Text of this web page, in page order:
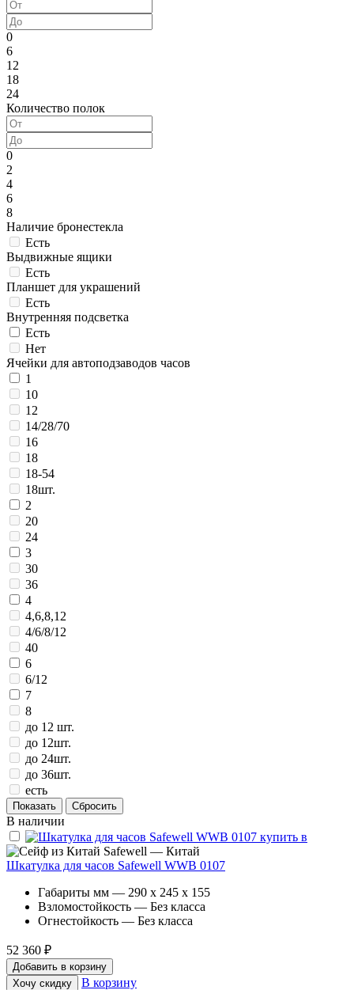
0
6
12
18
24
Количество полок
0
2
4
6
8
Наличие бронестекла
Есть
Выдвижные ящики
Есть
Планшет для украшений
Есть
Внутренняя подсветка
Есть
Нет
Ячейки для автоподзаводов часов
1
10
12
14/28/70
16
18
18-54
18шт.
2
20
24
3
30
36
4
4,6,8,12
4/6/8/12
40
6
6/12
7
8
до 12 шт.
до 12шт.
до 24шт.
до 36шт.
есть
В наличии
Safewell — Китай
Шкатулка для часов Safewell WWB 0107
Габариты мм — 290 x 245 x 155
Взломостойкость — Без класса
Огнестойкость — Без класса
52 360 ₽
Добавить в корзину
Хочу скидку
В корзину